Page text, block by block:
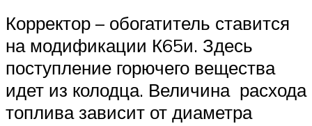
Корректор – обогатитель ставится
на модификации К65и. Здесь
поступление горючего вещества
идет из колодца. Величина расхода
топлива зависит от диаметра